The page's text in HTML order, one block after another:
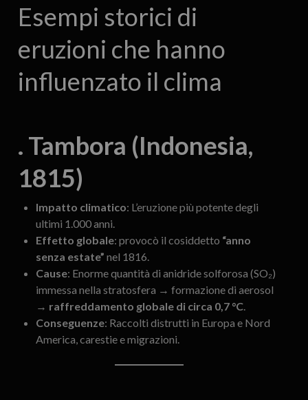
Esempi storici di
eruzioni che hanno
influenzato il clima
. Tambora (Indonesia,
1815)
Impatto climatico: L’eruzione più potente degli
ultimi 1.000 anni.
Effetto globale: provocò il cosiddetto “anno
senza estate” nel 1816.
Cause: Enorme quantità di anidride solforosa (SO₂)
immessa nella stratosfera → formazione di aerosol
→ raffreddamento globale di circa 0,7 °C.
Conseguenze: Raccolti distrutti in Europa e Nord
America, carestie e migrazioni.